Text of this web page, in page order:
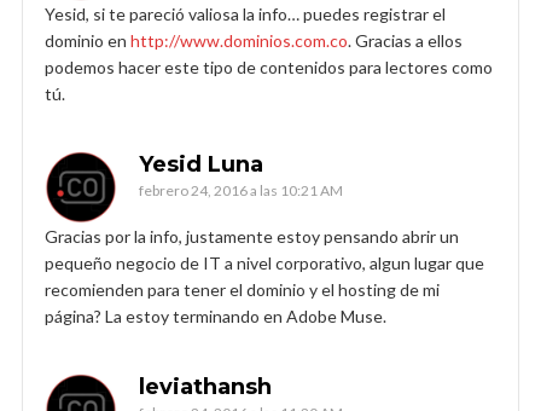
Yesid, si te pareció valiosa la info… puedes registrar el
dominio en http://www.dominios.com.co. Gracias a ellos
podemos hacer este tipo de contenidos para lectores como
tú.
Yesid Luna
febrero 24, 2016 a las 10:21 AM
Gracias por la info, justamente estoy pensando abrir un
pequeño negocio de IT a nivel corporativo, algun lugar que
recomienden para tener el dominio y el hosting de mi
página? La estoy terminando en Adobe Muse.
leviathansh